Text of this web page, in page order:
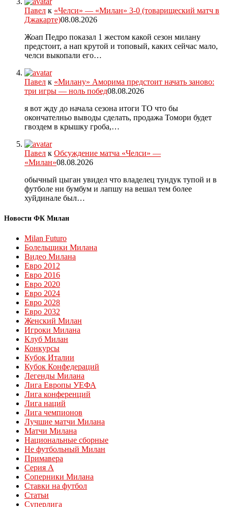
Павел к «Челси» — «Милан» 3-0 (товарищеский матч в
Джакарте)08.08.2026
Жоап Педро показал 1 жестом какой сезон милану
предстоит, а нап крутой и топовый, каких сейчас мало,
челси выкопали его…
Павел к «Милану» Аморима предстоит начать заново:
три игры — ноль побед08.08.2026
я вот жду до начала сезона итоги ТО что бы
окончателньо выводы сделать, продажа Томори будет
гвоздем в крышку гроба,…
Павел к Обсуждение матча «Челси» —
«Милан»08.08.2026
обычный цыган увидел что владелец тундук тупой и в
футболе ни бумбум и лапшу на вешал тем более
хуйдинале был…
Новости ФК Милан
Milan Futuro
Болельщики Милана
Видео Милана
Евро 2012
Евро 2016
Евро 2020
Евро 2024
Евро 2028
Евро 2032
Женский Милан
Игроки Милана
Клуб Милан
Конкурсы
Кубок Италии
Кубок Конфедераций
Легенды Милана
Лига Европы УЕФА
Лига конференций
Лига наций
Лига чемпионов
Лучшие матчи Милана
Матчи Милана
Национальные сборные
Не футбольный Милан
Примавера
Серия А
Соперники Милана
Ставки на футбол
Статьи
Суперлига